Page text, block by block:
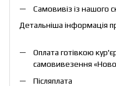
Самовивіз із нашого
Детальніша інформація
Оплата готівкою
самовивезення
Післяплата